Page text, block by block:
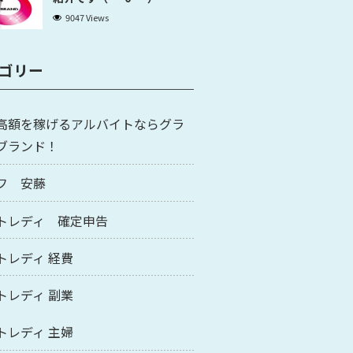
9047 Views
リー
額を稼げるアルバイトならグラ
ランド！
安藤
レディ 確定申告
レディ 経費
レディ 副業
レディ 主婦